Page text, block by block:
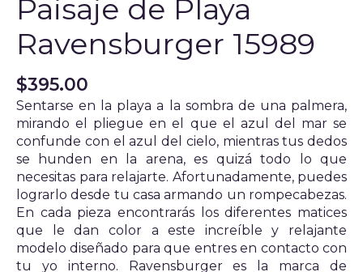
Paisaje de Playa
Ravensburger 15989
$395.00
Sentarse en la playa a la sombra de una palmera,
mirando el pliegue en el que el azul del mar se
confunde con el azul del cielo, mientras tus dedos
se hunden en la arena, es quizá todo lo que
necesitas para relajarte. Afortunadamente, puedes
lograrlo desde tu casa armando un rompecabezas.
En cada pieza encontrarás los diferentes matices
que le dan color a este increíble y relajante
modelo diseñado para que entres en contacto con
tu yo interno. Ravensburger es la marca de